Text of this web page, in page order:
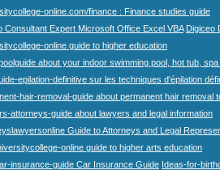
online.com/finance : Finance studies guide
Consultant Expert Microsoft Office Excel VBA Digiceo
online guide to higher education
about your indoor swimming pool, hot tub,
epilation-definitive sur les techniques d'épilation
hair-removal-guide about permanent hair removal
attorneys-guide about lawyers and legal information
Guide to Attorneys and Legal
online guide to higher arts education
insurance-guide Car Insurance Guide Ideas-for-